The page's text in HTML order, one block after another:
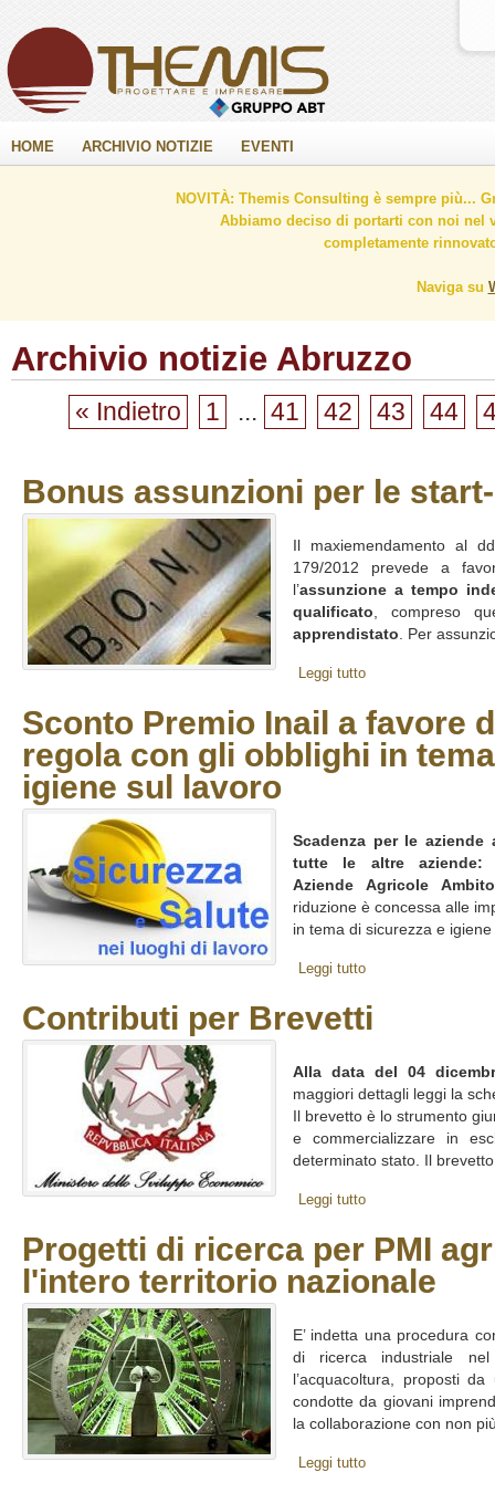
HOME ARCHIVIO NOTIZIE EVENTI
NOVITÀ: Themis Consulting è sempre più...
Abbiamo deciso di portarti con noi nel
completamente
Naviga su
Archivio notizie Abruzzo
« Indietro 1 ... 41 42 43 44
Bonus assunzioni per le
Il maxiemendamento al
179/2012 prevede a
l’assunzione a tempo
qualificato, compreso
apprendistato. Per
Leggi tutto
Sconto Premio Inail a favore
regola con gli obblighi in
igiene sul lavoro
Scadenza per le aziende
tutte le altre aziende:
Aziende Agricole
riduzione è concessa alle
in tema di sicurezza e
Leggi tutto
Contributi per Brevetti
Alla data del 04
maggiori dettagli leggi la
Il brevetto è lo strumento
e commercializzare in
determinato stato. Il
Leggi tutto
Progetti di ricerca per PMI
l'intero territorio nazionale
E’ indetta una procedura
di ricerca industriale nel
l’acquacoltura, proposti
condotte da giovani
la collaborazione con non
Leggi tutto